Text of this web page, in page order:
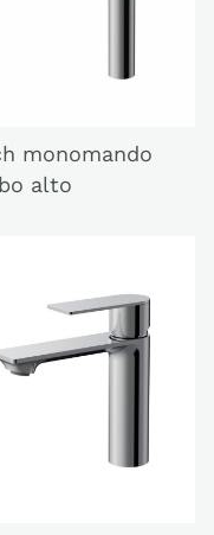
monomando
alto